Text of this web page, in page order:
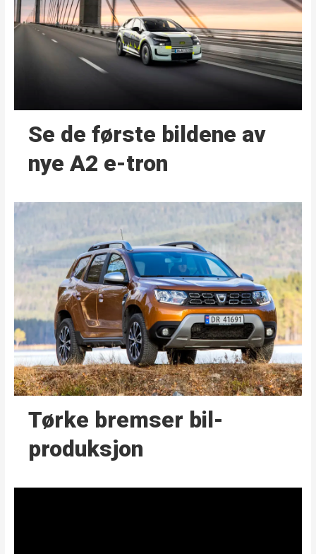
Se de første bildene av
nye A2 e-tron
Tørke bremser bil­
produksjon